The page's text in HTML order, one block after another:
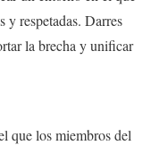
y respetadas. Darres
la brecha y unificar
que los miembros del